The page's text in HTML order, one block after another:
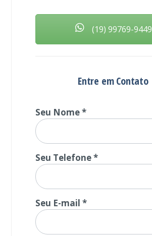
(19) 99769-9449
Entre em Contato
Seu Nome *
Seu Telefone *
Seu E-mail *